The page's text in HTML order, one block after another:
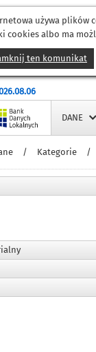
używa plików
cookies albo ma
ten komunikat
DANE
/ Kategorie /